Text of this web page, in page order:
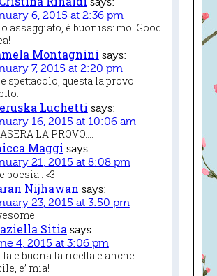
6, 2015 at 2:36 pm
assaggiato, è buonissimo! Good
Montagnini says:
7, 2015 at 2:20 pm
spettacolo, questa la provo
Luchetti says:
16, 2015 at 10:06 am
LA PROVO….
Maggi says:
21, 2015 at 8:08 pm
poesia.. <3
Nijhawan says:
23, 2015 at 3:50 pm
Sitia says:
4, 2015 at 3:06 pm
e buona la ricetta e anche
e’ mia!